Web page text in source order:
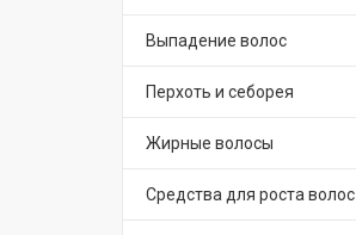
Выпадение волос
Перхоть и себорея
Жирные волосы
Средства для роста волос